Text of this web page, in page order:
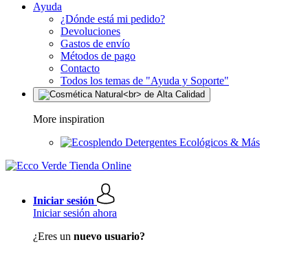
Ayuda
¿Dónde está mi pedido?
Devoluciones
Gastos de envío
Métodos de pago
Contacto
Todos los temas de "Ayuda y Soporte"
More inspiration
Detergentes Ecológicos & Más
Iniciar sesión
Iniciar sesión ahora
¿Eres un nuevo usuario?